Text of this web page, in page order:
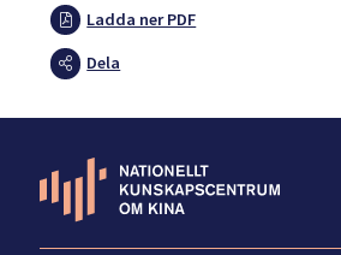
Ladda ner PDF
Dela